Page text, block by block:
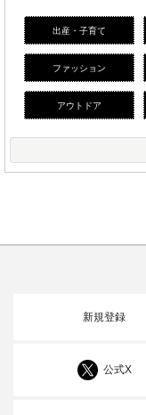
出産・子育て
ファッション
アウトドア
新規登録
公式X